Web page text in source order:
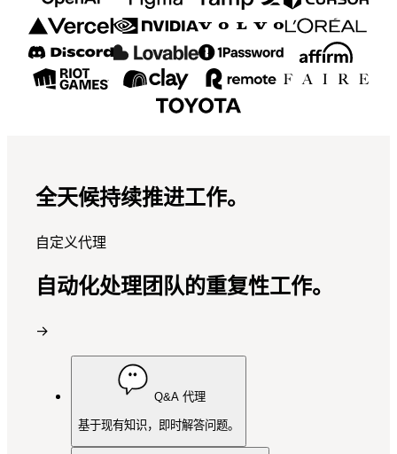
全天候持续推进工作。
自定义代理
自动化处理团队的重复性工作。
→
Q&A 代理
基于现有知识，即时解答问题。